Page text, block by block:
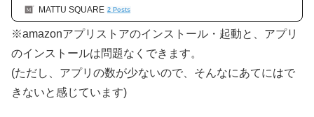
MATTU SQUARE 2 Posts
※amazonアプリストアのインストール・起動と、アプリ
のインストールは問題なくできます。
(ただし、アプリの数が少ないので、そんなにあてにはで
きないと感じています)